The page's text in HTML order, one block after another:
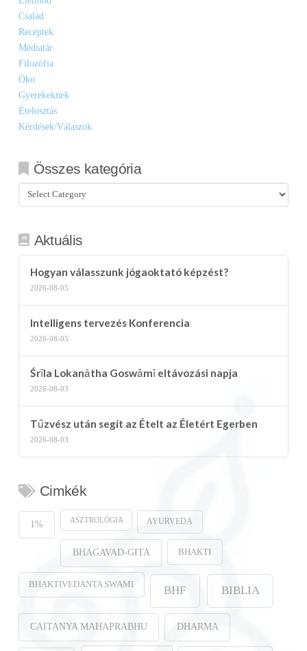
Család
Receptek
Médiatár
Filozófia
Öko
Gyerekeknek
Ételosztás
Kérdések/Válaszok
Összes kategória
Összes
kategória
Aktuális
Hogyan válasszunk jógaoktató képzést?
2026-08-05
Intelligens tervezés Konferencia
2026-08-05
Śrīla Lokanātha Goswāmī eltávozási napja
2026-08-03
Tűzvész után segít az Ételt az Életért Egerben
2026-08-03
Cimkék
1% ASZTROLÓGIA AYURVEDA
BHAGAVAD-GITA BHAKTI
BHAKTIVEDANTA SWAMI BHF BIBLIA
CAITANYA MAHAPRABHU DHARMA